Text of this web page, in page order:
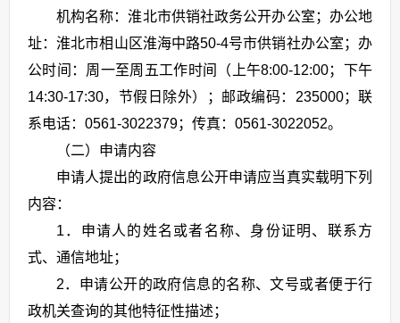
机构名称：淮北市供销社政务公开办公室；办公地
址：淮北市相山区淮海中路50-4号市供销社办公室；办
公时间：周一至周五工作时间（上午8:00-12:00；下午
14:30-17:30，节假日除外）；邮政编码：235000；联
系电话：0561-3022379；传真：0561-3022052。
（二）申请内容
申请人提出的政府信息公开申请应当真实载明下列
内容：
1．申请人的姓名或者名称、身份证明、联系方
式、通信地址；
2．申请公开的政府信息的名称、文号或者便于行
政机关查询的其他特征性描述；